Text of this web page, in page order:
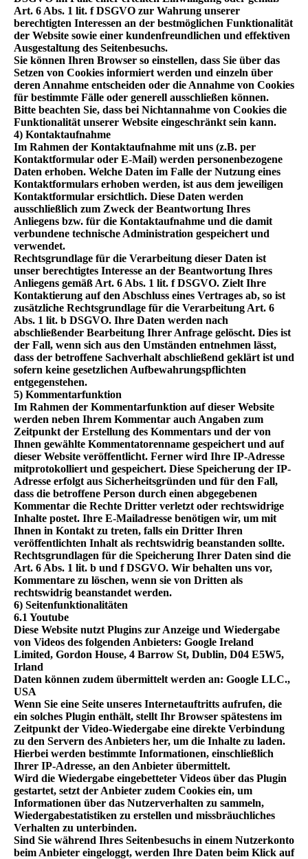
Art. 6 Abs. 1 lit. f DSGVO zur Wahrung unserer
berechtigten Interessen an der bestmöglichen Funktionalität
der Website sowie einer kundenfreundlichen und effektiven
Ausgestaltung des Seitenbesuchs.
Sie können Ihren Browser so einstellen, dass Sie über das
Setzen von Cookies informiert werden und einzeln über
deren Annahme entscheiden oder die Annahme von Cookies
für bestimmte Fälle oder generell ausschließen können.
Bitte beachten Sie, dass bei Nichtannahme von Cookies die
Funktionalität unserer Website eingeschränkt sein kann.
4) Kontaktaufnahme
Im Rahmen der Kontaktaufnahme mit uns (z.B. per
Kontaktformular oder E-Mail) werden personenbezogene
Daten erhoben. Welche Daten im Falle der Nutzung eines
Kontaktformulars erhoben werden, ist aus dem jeweiligen
Kontaktformular ersichtlich. Diese Daten werden
ausschließlich zum Zweck der Beantwortung Ihres
Anliegens bzw. für die Kontaktaufnahme und die damit
verbundene technische Administration gespeichert und
verwendet.
Rechtsgrundlage für die Verarbeitung dieser Daten ist
unser berechtigtes Interesse an der Beantwortung Ihres
Anliegens gemäß Art. 6 Abs. 1 lit. f DSGVO. Zielt Ihre
Kontaktierung auf den Abschluss eines Vertrages ab, so ist
zusätzliche Rechtsgrundlage für die Verarbeitung Art. 6
Abs. 1 lit. b DSGVO. Ihre Daten werden nach
abschließender Bearbeitung Ihrer Anfrage gelöscht. Dies ist
der Fall, wenn sich aus den Umständen entnehmen lässt,
dass der betroffene Sachverhalt abschließend geklärt ist und
sofern keine gesetzlichen Aufbewahrungspflichten
entgegenstehen.
5) Kommentarfunktion
Im Rahmen der Kommentarfunktion auf dieser Website
werden neben Ihrem Kommentar auch Angaben zum
Zeitpunkt der Erstellung des Kommentars und der von
Ihnen gewählte Kommentatorenname gespeichert und auf
dieser Website veröffentlicht. Ferner wird Ihre IP-Adresse
mitprotokolliert und gespeichert. Diese Speicherung der IP-
Adresse erfolgt aus Sicherheitsgründen und für den Fall,
dass die betroffene Person durch einen abgegebenen
Kommentar die Rechte Dritter verletzt oder rechtswidrige
Inhalte postet. Ihre E-Mailadresse benötigen wir, um mit
Ihnen in Kontakt zu treten, falls ein Dritter Ihren
veröffentlichten Inhalt als rechtswidrig beanstanden sollte.
Rechtsgrundlagen für die Speicherung Ihrer Daten sind die
Art. 6 Abs. 1 lit. b und f DSGVO. Wir behalten uns vor,
Kommentare zu löschen, wenn sie von Dritten als
rechtswidrig beanstandet werden.
6) Seitenfunktionalitäten
6.1 Youtube
Diese Website nutzt Plugins zur Anzeige und Wiedergabe
von Videos des folgenden Anbieters: Google Ireland
Limited, Gordon House, 4 Barrow St, Dublin, D04 E5W5,
Irland
Daten können zudem übermittelt werden an: Google LLC.,
USA
Wenn Sie eine Seite unseres Internetauftritts aufrufen, die
ein solches Plugin enthält, stellt Ihr Browser spätestens im
Zeitpunkt der Video-Wiedergabe eine direkte Verbindung
zu den Servern des Anbieters her, um die Inhalte zu laden.
Hierbei werden bestimmte Informationen, einschließlich
Ihrer IP-Adresse, an den Anbieter übermittelt.
Wird die Wiedergabe eingebetteter Videos über das Plugin
gestartet, setzt der Anbieter zudem Cookies ein, um
Informationen über das Nutzerverhalten zu sammeln,
Wiedergabestatistiken zu erstellen und missbräuchliches
Verhalten zu unterbinden.
Sind Sie während Ihres Seitenbesuchs in einem Nutzerkonto
beim Anbieter eingeloggt, werden Ihre Daten beim Klick auf